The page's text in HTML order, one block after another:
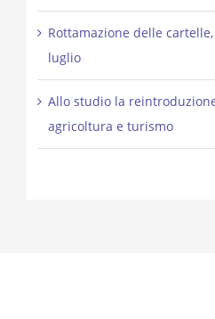
Rottamazione delle
luglio
Allo studio la
agricoltura e turismo